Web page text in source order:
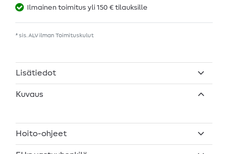
Ilmainen toimitus yli 150 € tilauksille
* sis. ALV ilman Toimituskulut
Lisätiedot
Kuvaus
Hoito-ohjeet